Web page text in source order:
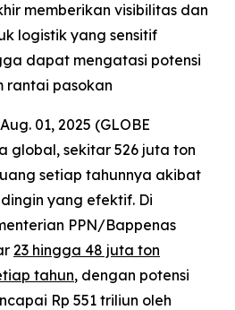
memberikan visibilitas dan
logistik yang sensitif
dapat mengatasi potensi
rantai pasokan
01, 2025 (GLOBE
global, sekitar 526 juta ton
setiap tahunnya akibat
yang efektif. Di
PPN/Bappenas
23 hingga 48 juta ton
tahun, dengan potensi
Rp 551 triliun oleh